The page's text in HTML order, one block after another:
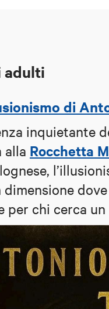
adulti
di
inquietante
alla Rocchetta
dimensione
per chi cerca